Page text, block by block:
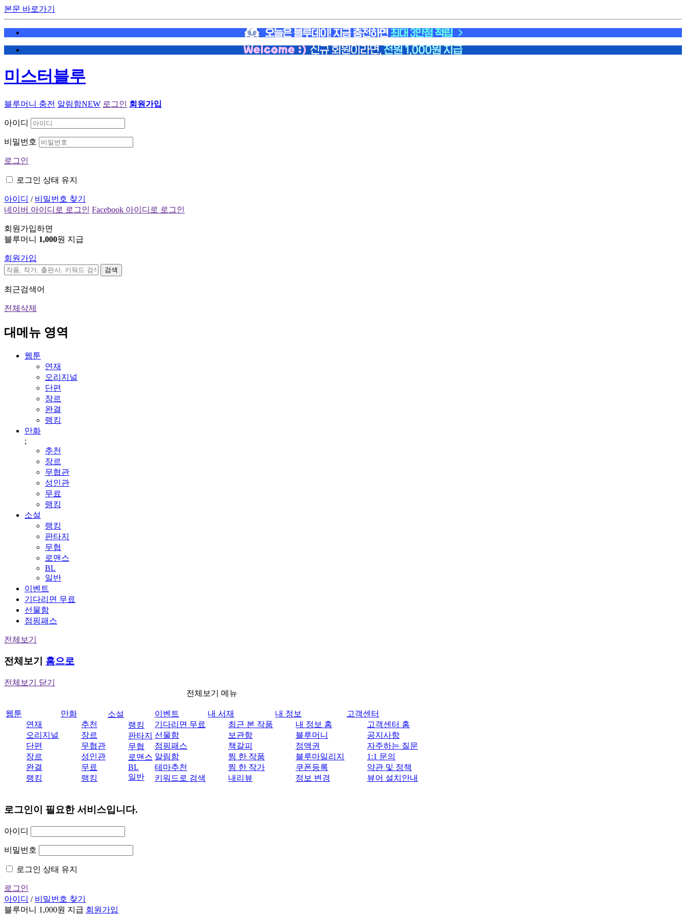
본문 바로가기
미스터블루
블루머니 충전 알림함NEW 로그인 회원가입
아이디
비밀번호
로그인
로그인 상태 유지
아이디 / 비밀번호 찾기
네이버 아이디로 로그인 Facebook 아이디로 로그인
회원가입하면
블루머니 1,000원 지급
회원가입
검색
최근검색어
전체삭제
대메뉴 영역
웹툰
연재
오리지널
단편
장르
완결
랭킹
만화
;
추천
장르
무협관
성인관
무료
랭킹
소설
랭킹
판타지
무협
로맨스
BL
일반
이벤트
기다리면 무료
선물함
점핑패스
전체보기
전체보기 홈으로
전체보기 닫기
전체보기 메뉴
웹툰
연재
오리지널
단편
장르
완결
랭킹
만화
추천
장르
무협관
성인관
무료
랭킹
소설
랭킹
판타지
무협
로맨스
BL
일반
이벤트
기다리면 무료
선물함
점핑패스
알림함
테마추천
키워드로 검색
내 서재
최근 본 작품
보관함
책갈피
찜 한 작품
찜 한 작가
내리뷰
내 정보
내 정보 홈
블루머니
정액권
블루마일리지
쿠폰등록
정보 변경
고객센터
고객센터 홈
공지사항
자주하는 질문
1:1 문의
약관 및 정책
뷰어 설치안내
로그인이 필요한 서비스입니다.
아이디
비밀번호
로그인 상태 유지
로그인
아이디 / 비밀번호 찾기
블루머니 1,000원 지급 회원가입